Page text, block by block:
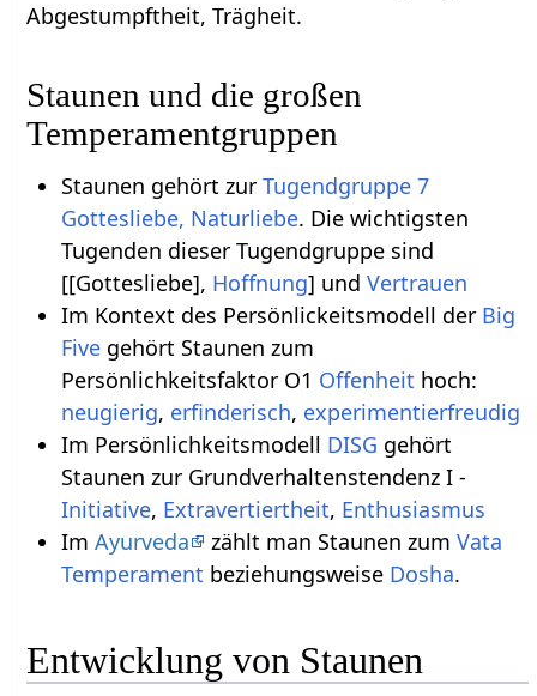
Abgestumpftheit, Trägheit.
Staunen und die großen
Temperamentgruppen
Staunen gehört zur Tugendgruppe 7
Gottesliebe, Naturliebe. Die wichtigsten
Tugenden dieser Tugendgruppe sind
[[Gottesliebe], Hoffnung] und Vertrauen
Im Kontext des Persönlickeitsmodell der Big
Fivegehört Staunen zum
Persönlichkeitsfaktor O1 Offenheit hoch:
neugierig, erfinderisch, experimentierfreudig
Im Persönlichkeitsmodell DISG gehört
Staunen zur Grundverhaltenstendenz I -
Initiative, Extravertiertheit, Enthusiasmus
Im Ayurveda zählt man Staunen zum Vata
Temperament beziehungsweise Dosha.
Entwicklung von Staunen